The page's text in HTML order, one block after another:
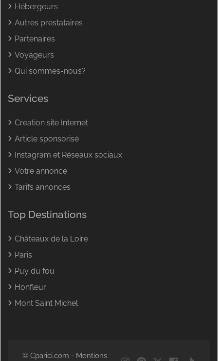
Hébergeurs
Autres prestataires
Partenaires
Voyageurs
Qui sommes-nous?
Services
Creation site Internet
Article sponsorisé
Instagram et Réseaux sociaux
Votre annonce
Tarifs annonces
Top Destinations
Châteaux de la Loire
Paris
Puy du fou
Honfleur
Mont Saint Michel
© Cparici.com - Mentions